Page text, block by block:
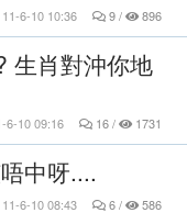
9 / 896
11-6-10 10:36
生肖對沖你地
16 / 1731
6-10 09:16
中呀....
6 / 586
11-6-10 08:43